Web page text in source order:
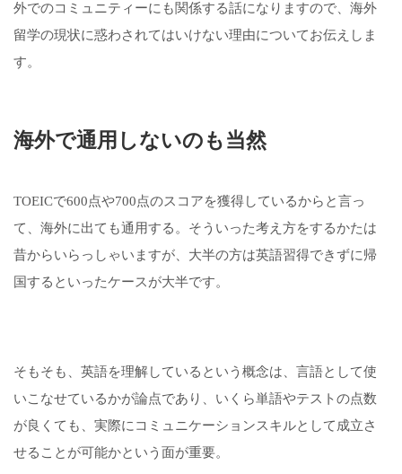
外でのコミュニティーにも関係する話になりますので、海外
留学の現状に惑わされてはいけない理由についてお伝えしま
す。
海外で通用しないのも当然
TOEICで600点や700点のスコアを獲得しているからと言っ
て、海外に出ても通用する。そういった考え方をするかたは
昔からいらっしゃいますが、大半の方は英語習得できずに帰
国するといったケースが大半です。
そもそも、英語を理解しているという概念は、言語として使
いこなせているかが論点であり、いくら単語やテストの点数
が良くても、実際にコミュニケーションスキルとして成立さ
せることが可能かという面が重要。